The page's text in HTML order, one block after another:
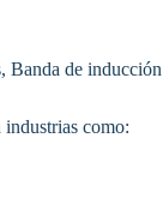
Banda de inducción
industrias como: